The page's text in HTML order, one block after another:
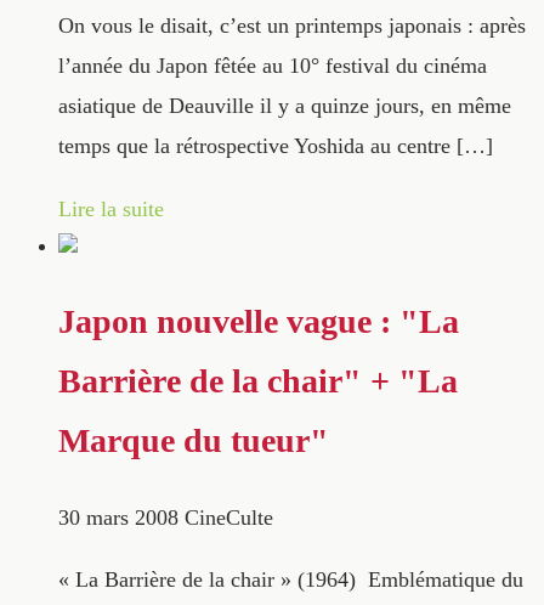
On vous le disait, c’est un printemps japonais : après
l’année du Japon fêtée au 10° festival du cinéma
asiatique de Deauville il y a quinze jours, en même
temps que la rétrospective Yoshida au centre […]
Lire la suite
Japon nouvelle vague : "La
Barrière de la chair" + "La
Marque du tueur"
30 mars 2008 CineCulte
« La Barrière de la chair » (1964) Emblématique du